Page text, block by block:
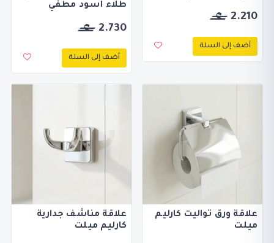
2.210
أضف إلى السلة
طلاء أسود مطفي
2.730
أضف إلى السلة
علاقة ورق تواليت كارليم
ميلت
علاقة مناشف جدارية
كارليم ميلت